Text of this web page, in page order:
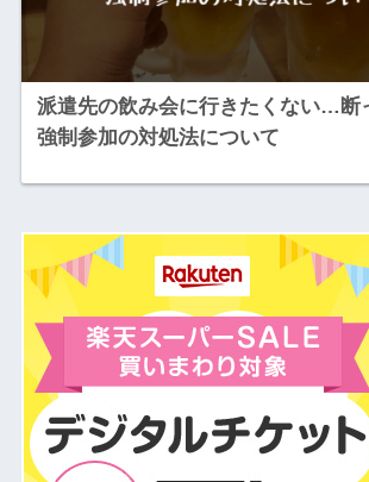
派遣先の飲み会に行きたくない…断
強制参加の対処法について